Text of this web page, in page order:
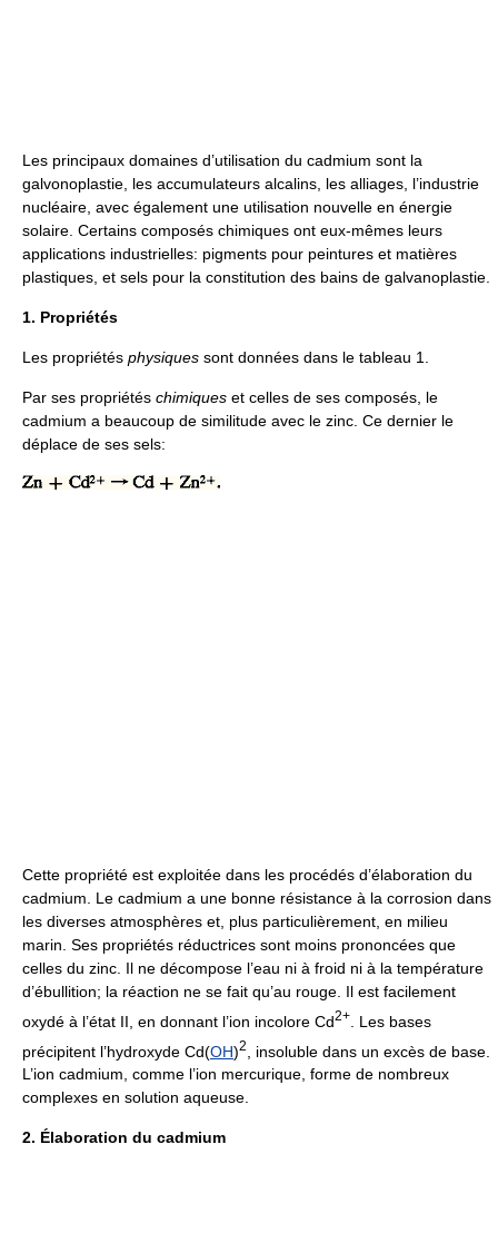
Les principaux domaines d’utilisation du cadmium sont la
galvonoplastie, les accumulateurs alcalins, les alliages, l’industrie
nucléaire, avec également une utilisation nouvelle en énergie
solaire. Certains composés chimiques ont eux-mêmes leurs
applications industrielles: pigments pour peintures et matières
plastiques, et sels pour la constitution des bains de galvanoplastie.
1. Propriétés
Les propriétés physiques sont données dans le tableau 1.
Par ses propriétés chimiques et celles de ses composés, le
cadmium a beaucoup de similitude avec le zinc. Ce dernier le
déplace de ses sels:
Cette propriété est exploitée dans les procédés d’élaboration du
cadmium. Le cadmium a une bonne résistance à la corrosion dans
les diverses atmosphères et, plus particulièrement, en milieu
marin. Ses propriétés réductrices sont moins prononcées que
celles du zinc. Il ne décompose l’eau ni à froid ni à la température
d’ébullition; la réaction ne se fait qu’au rouge. Il est facilement
oxydé à l’état II, en donnant l’ion incolore Cd2+
. Les bases
précipitent l’hydroxyde Cd(OH)2
, insoluble dans un excès de base.
L’ion cadmium, comme l’ion mercurique, forme de nombreux
complexes en solution aqueuse.
2. Élaboration du cadmium